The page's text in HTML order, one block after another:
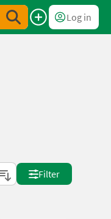
Log in
Filter